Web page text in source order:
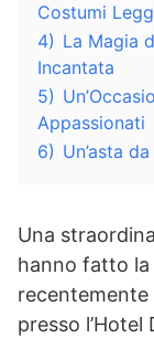
Costumi
4) La Magia
Incantata
5)
Appassionati
6) Un’asta
Una
hanno fatto la
presso